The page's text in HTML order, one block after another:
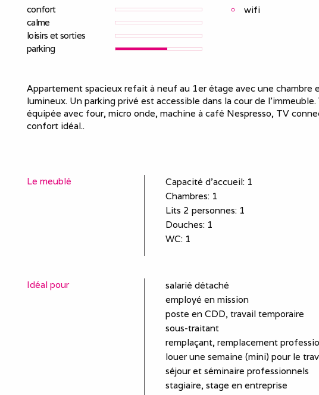
confort
calme
loisirs et sorties
parking
wifi
Appartement spacieux refait à neuf au 1er étage avec une chambre
lumineux. Un parking privé est accessible dans la cour de
équipée avec four, micro onde, machine à café Nespresso, TV
confort idéal..
Le meublé Capacité d'accueil: 1
Chambres: 1
Lits 2 personnes: 1
Douches: 1
WC: 1
Idéal pour
salarié détaché
employé en mission
poste en CDD, travail temporaire
sous-traitant
remplaçant, remplacement
louer une semaine (mini) pour le
séjour et séminaire professionnels
stagiaire, stage en entreprise